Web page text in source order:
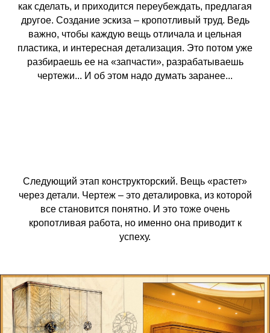
как сделать, и приходится переубеждать, предлагая
другое. Создание эскиза – кропотливый труд. Ведь
важно, чтобы каждую вещь отличала и цельная
пластика, и интересная детализация. Это потом уже
разбираешь ее на «запчасти», разрабатываешь
чертежи... И об этом надо думать заранее...
Следующий этап конструкторский. Вещь «растет»
через детали. Чертеж – это деталировка, из которой
все становится понятно. И это тоже очень
кропотливая работа, но именно она приводит к
успеху.